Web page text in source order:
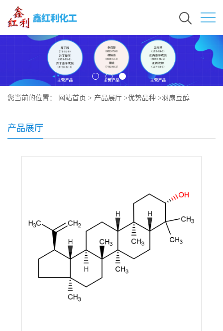
您当前的位置： 网站首页 > 产品展厅 >优势品种 >羽扇豆醇
产品展厅